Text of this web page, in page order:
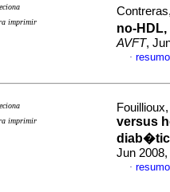
imprimir
no-
AVFT,
·
imprimir
versus
Jun
·